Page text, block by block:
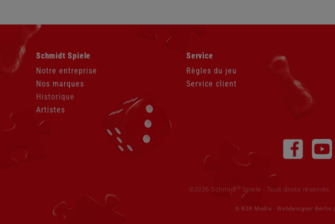
au
Schmidt Spiele
Notre entreprise
Nos marques
Historique
Artistes
au
Service
Règles du jeu
Service client
Aller
au
©2026 Schmidt ® Spiele · Tous droits réservés
© B2K Media -Webdesigner Berlin |